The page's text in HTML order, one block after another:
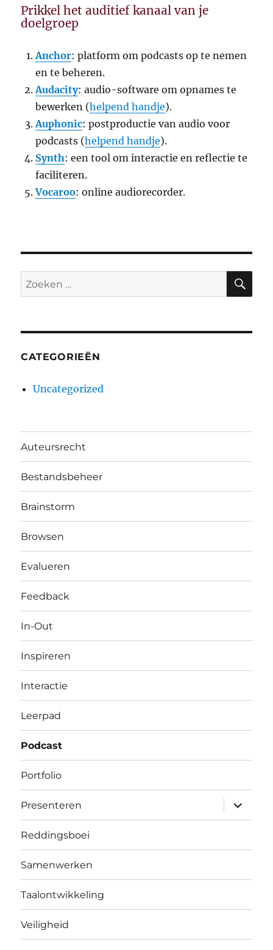
Prikkel het auditief kanaal van je
doelgroep
Anchor: platform om podcasts op te nemen
en te beheren.
Audacity: audio-software om opnames te
bewerken (helpend handje).
Auphonic: postproductie van audio voor
podcasts (helpend handje).
Synth: een tool om interactie en reflectie te
faciliteren.
Vocaroo: online audiorecorder.
Zoeken
naar:
CATEGORIEËN
Uncategorized
Auteursrecht
Bestandsbeheer
Brainstorm
Browsen
Evalueren
Feedback
In-Out
Inspireren
Interactie
Leerpad
Podcast
Portfolio
Presenteren
Reddingsboei
Samenwerken
Taalontwikkeling
Veiligheid